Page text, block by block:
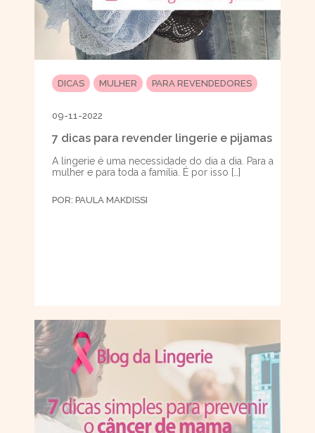
DICAS MULHER PARA REVENDEDORES
09-11-2022
7 dicas para revender lingerie e pijamas
A lingerie é uma necessidade do dia a dia. Para a
mulher e para toda a família. É por isso […]
POR: PAULA MAKDISSI